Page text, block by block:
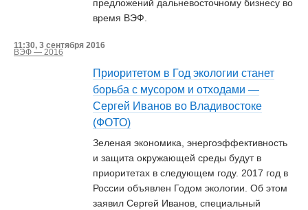
предложений дальневосточному бизнесу во
время ВЭФ.
11:30, 3 сентября 2016
ВЭФ — 2016
Приоритетом в Год экологии станет
борьба с мусором и отходами —
Сергей Иванов во Владивостоке
(ФОТО)
Зеленая экономика, энергоэффективность
и защита окружающей среды будут в
приоритетах в следующем году. 2017 год в
России объявлен Годом экологии. Об этом
заявил Сергей Иванов, специальный